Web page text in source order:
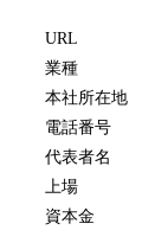
URL
業種
本社所在地
電話番号
代表者名
上場
資本金